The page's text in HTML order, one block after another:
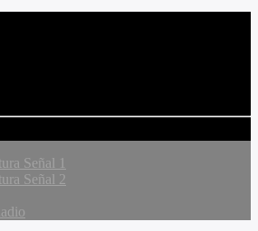
Señal 1
Señal 2